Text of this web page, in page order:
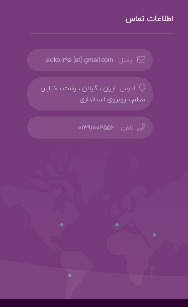
اطلاعات تماس
ایمیل: adko.ir95 [at] gmail.com
آدرس: ایران ، گیلان ، رشت ، خیابان
معلم ، روبروی استانداری
تلفن: 01391002552